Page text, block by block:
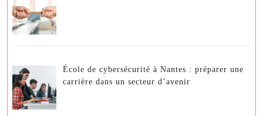
École de cybersécurité à Nantes : préparer une
carrière dans un secteur d’avenir